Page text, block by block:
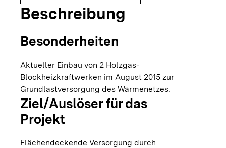
Beschreibung
Besonderheiten
Aktueller Einbau von 2 Holzgas-
Blockheizkraftwerken im August 2015 zur
Grundlastversorgung des Wärmenetzes.
Ziel/Auslöser für das
Projekt
Flächendeckende Versorgung durch